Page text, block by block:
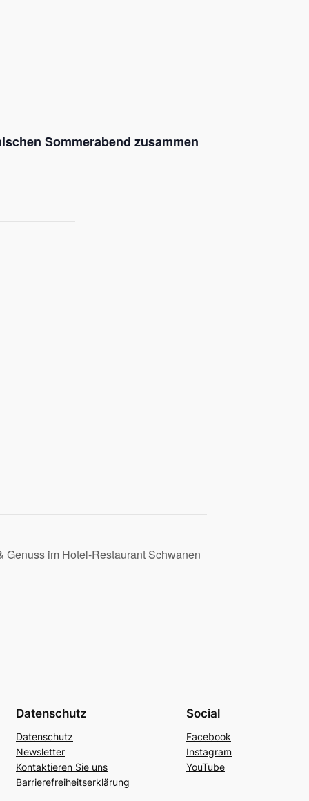
Sommerabend zusammen
im Hotel-Restaurant Schwanen
Datenschutz
Datenschutz
Newsletter
Kontaktieren Sie uns
Barrierefreiheitserklärung
Social
Facebook
Instagram
YouTube